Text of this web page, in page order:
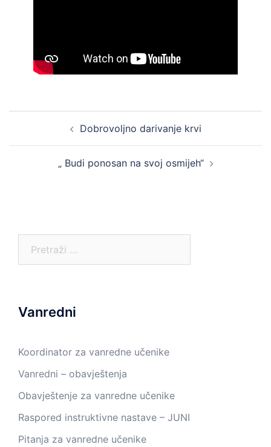
navigationDobrovoljno darivanje krvi
„ Budi ponosan na svoj osmijeh“
Vanredni
Koordinator za vanredne učenike
Vanredni – obavještenja
Obavještenje za vanredne učenike
Raspored instruktivne nastave – JUNI
Pitanja za vanredne učenike